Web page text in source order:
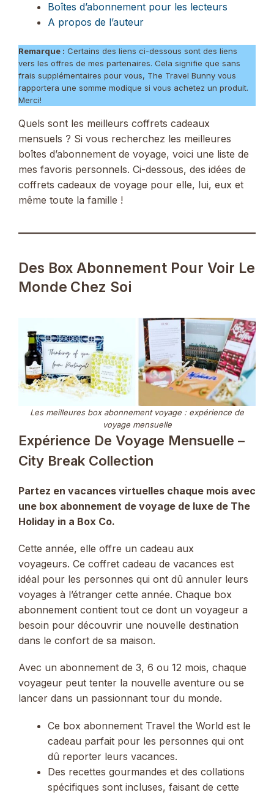
Boîtes d’abonnement pour les lecteurs
A propos de l’auteur
Remarque : Certains des liens ci-dessous sont des liens
vers les offres de mes partenaires. Cela signifie que sans
frais supplémentaires pour vous, The Travel Bunny vous
rapportera une somme modique si vous achetez un produit.
Merci!
Quels sont les meilleurs coffrets cadeaux
mensuels ? Si vous recherchez les meilleures
boîtes d’abonnement de voyage, voici une liste de
mes favoris personnels. Ci-dessous, des idées de
coffrets cadeaux de voyage pour elle, lui, eux et
même toute la famille !
Des Box Abonnement Pour Voir Le
Monde Chez Soi
Les meilleures box abonnement voyage : expérience de
voyage mensuelle
Expérience De Voyage Mensuelle –
City Break Collection
Partez en vacances virtuelles chaque mois avec
une box abonnement de voyage de luxe de The
Holiday in a Box Co.
Cette année, elle offre un cadeau aux
voyageurs. Ce coffret cadeau de vacances est
idéal pour les personnes qui ont dû annuler leurs
voyages à l’étranger cette année. Chaque box
abonnement contient tout ce dont un voyageur a
besoin pour découvrir une nouvelle destination
dans le confort de sa maison.
Avec un abonnement de 3, 6 ou 12 mois, chaque
voyageur peut tenter la nouvelle aventure ou se
lancer dans un passionnant tour du monde.
Ce box abonnement Travel the World est le
cadeau parfait pour les personnes qui ont
dû reporter leurs vacances.
Des recettes gourmandes et des collations
spécifiques sont incluses, faisant de cette